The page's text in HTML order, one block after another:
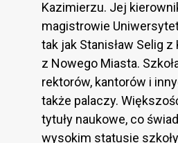
Kazimierzu. Jej
magistrowie
tak jak Stanisław Selig z
z Nowego Miasta.
rektorów, kantorów i
także palaczy.
tytuły naukowe, co
wysokim statusie